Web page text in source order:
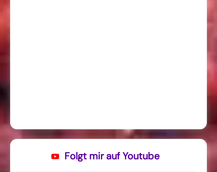
Folgt mir auf Youtube